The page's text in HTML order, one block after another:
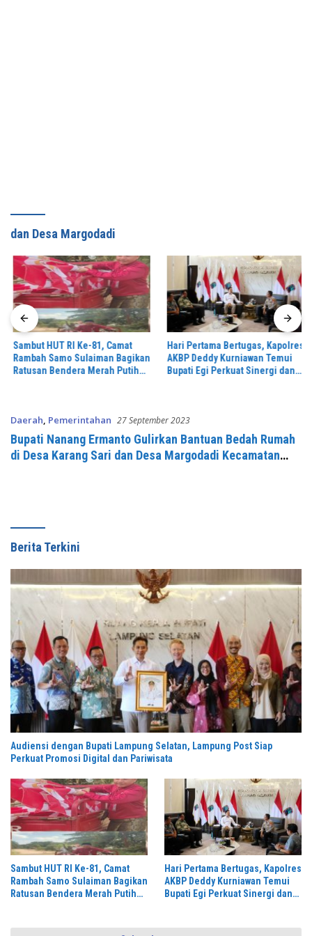
dan Desa Margodadi
Sambut HUT RI Ke-81, Camat
Rambah Samo Sulaiman Bagikan
Ratusan Bendera Merah Putih
Hari Pertama Bertugas, Kapolres
AKBP Deddy Kurniawan Temui
Bupati Egi Perkuat Sinergi dan
Daerah, Pemerintahan 27 September 2023
Bupati Nanang Ermanto Gulirkan Bantuan Bedah Rumah
di Desa Karang Sari dan Desa Margodadi Kecamatan
Berita Terkini
Audiensi dengan Bupati Lampung Selatan, Lampung Post Siap
Perkuat Promosi Digital dan Pariwisata
Sambut HUT RI Ke-81, Camat
Rambah Samo Sulaiman Bagikan
Ratusan Bendera Merah Putih
Hari Pertama Bertugas, Kapolres
AKBP Deddy Kurniawan Temui
Bupati Egi Perkuat Sinergi dan